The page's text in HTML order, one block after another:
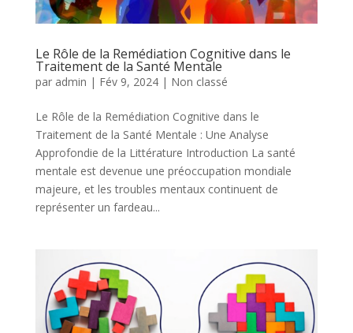
Le Rôle de la Remédiation Cognitive dans le
Traitement de la Santé Mentale
par admin | Fév 9, 2024| Non classé
Le Rôle de la Remédiation Cognitive dans le
Traitement de la Santé Mentale : Une Analyse
Approfondie de la Littérature Introduction La santé
mentale est devenue une préoccupation mondiale
majeure, et les troubles mentaux continuent de
représenter un fardeau...